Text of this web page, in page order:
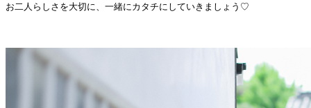
お二人らしさを大切に、一緒にカタチにしていきましょう♡